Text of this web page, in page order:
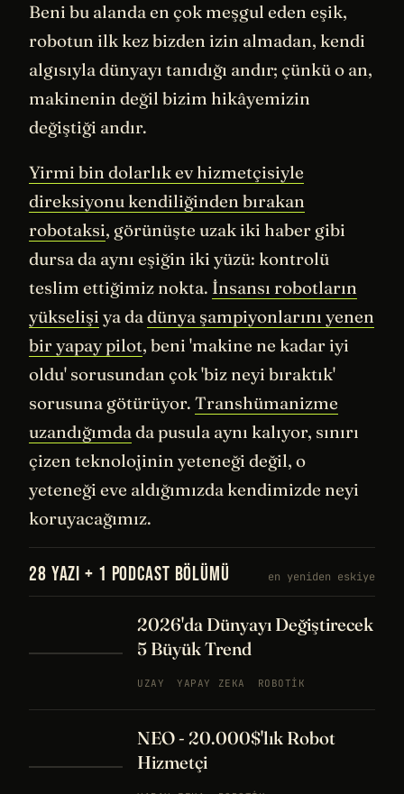
Beni bu alanda en çok meşgul eden eşik,
robotun ilk kez bizden izin almadan, kendi
algısıyla dünyayı tanıdığı andır; çünkü o an,
makinenin değil bizim hikâyemizin
değiştiği andır.
Yirmi bin dolarlık ev hizmetçisiyle
direksiyonu kendiliğinden bırakan
robotaksi, görünüşte uzak iki haber gibi
dursa da aynı eşiğin iki yüzü: kontrolü
teslim ettiğimiz nokta. İnsansı robotların
yükselişi ya dadünya şampiyonlarını yenen
bir yapay pilot, beni 'makine ne kadar iyi
oldu' sorusundan çok 'biz neyi bıraktık'
sorusuna götürüyor. Transhümanizme
uzandığımdada pusula aynı kalıyor, sınırı
çizen teknolojinin yeteneği değil, o
yeteneği eve aldığımızda kendimizde neyi
koruyacağımız.
28 YAZI + 1 PODCAST BÖLÜMÜ en yeniden eskiye
2026'da Dünyayı Değiştirecek
5 Büyük Trend
UZAY YAPAY ZEKA ROBOTIK
NEO - 20.000$'lık Robot
Hizmetçi